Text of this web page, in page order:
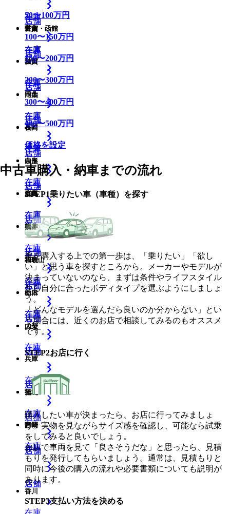
道南・函館
在庫
店舗
店舗
秋田
在庫
店舗
山形
在庫
店舗
福島
在庫
店舗
在庫
店舗
千葉
在庫
店舗
群馬
在庫
店舗
栃木
在庫
店舗
茨城
在庫
店舗
富山
在庫
店舗
石川
在庫
店舗
福井
在庫
店舗
山梨
在庫
店舗
静岡
在庫
店舗
店舗
滋賀
在庫
店舗
奈良
在庫
店舗
和歌山
在庫
店舗
兵庫
在庫
店舗
在庫
店舗
岡山
在庫
店舗
広島
在庫
店舗
山口
在庫
店舗
徳島
在庫
店舗
香川
佐賀
在庫
店舗
長崎
在庫
店舗
熊本
在庫
店舗
大分
在庫
店舗
宮崎
在庫
店舗
50〜100万円
100〜150万円
150〜200万円
200〜300万円
300〜400万円
400〜500万円
価格を設定
中古車購入・納車までの流れ
STEP1乗りたい車（車種）を探す
車を購入する上での第一歩は、「乗りたい」「欲し
い」と思う車を探すところから。メーカーやモデルが
決まっていないのなら、まずは条件やライフスタイル
から自分に合ったボディタイプを選ぶようにしましょ
う。
「どんなモデルを選んだら良いのか分からない」とい
う場合には、近くのお店で相談してみるのもオススメ
です。
STEP2お店に行く
購入したい車が決まったら、お店に行ってみましょ
う。実物を見ながらサイズ感を確認し、可能なら試乗
をしてみると良いでしょう。
お店で車両を見て「良さそうだな」と思ったら、見積
もりを発行してもらいましょう。通常は、見積もりと
同時に今後の購入の流れや必要書類についても説明が
あります。
STEP3支払い方法を決める